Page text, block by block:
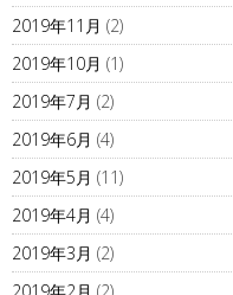
2019年11月 (2)
2019年10月 (1)
2019年7月 (2)
2019年6月 (4)
2019年5月 (11)
2019年4月 (4)
2019年3月 (2)
2019年2月 (2)